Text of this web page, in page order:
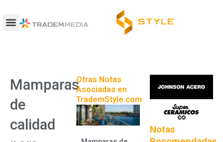
contenido
Mamparas
de
calidad
Otras Notas
Asociadas en
TrademStyle.com
Notas